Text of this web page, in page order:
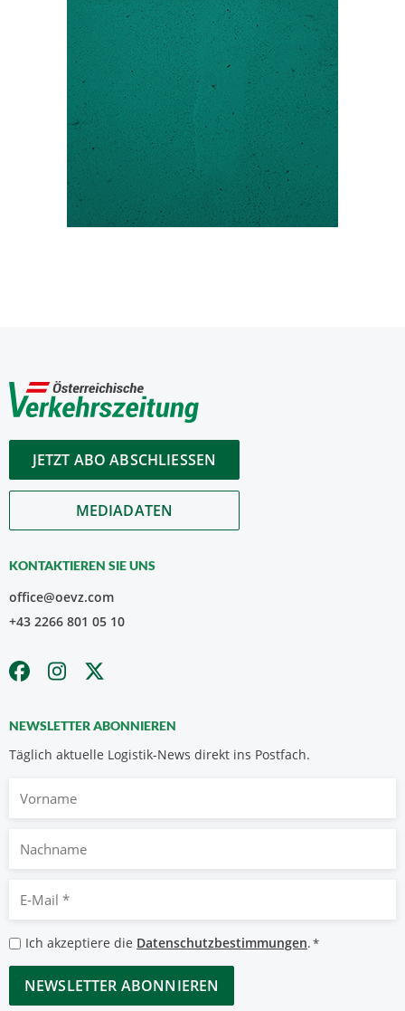
JETZT ABO ABSCHLIESSEN
MEDIADATEN
KONTAKTIEREN SIE UNS
office@oevz.com
+43 2266 801 05 10
NEWSLETTER ABONNIEREN
Täglich aktuelle Logistik-News direkt ins Postfach.
Nachname
Mail
*
Datenschutzbestimmungen
*
Ich akzeptiere die Datenschutzbestimmungen.*
CAPTCHA